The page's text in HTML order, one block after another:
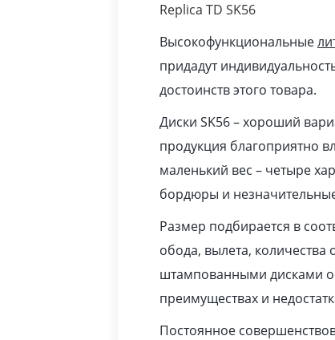
Replica TD SK56
Высокофункциональные
придадут
достоинств этого товара.
Диски SK56 – хороший
продукция благоприятно
маленький вес – четыре
бордюры и
Размер подбирается в
обода, вылета,
штампованными дисками
преимуществах и
Постоянное